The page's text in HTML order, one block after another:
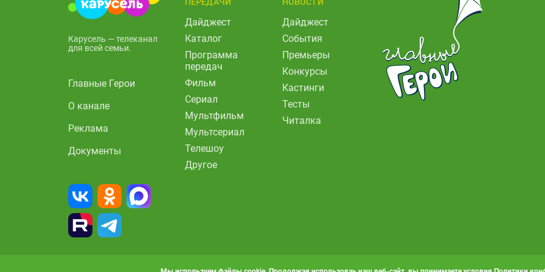
Карусель — телеканал
для всей семьи.
Главные Герои
О канале
Реклама
Документы
Дайджест
Каталог
Программа
передач
Фильм
Сериал
Мультфильм
Мультсериал
Телешоу
Другое
Дайджест
События
Премьеры
Конкурсы
Кастинги
Тесты
Читалка